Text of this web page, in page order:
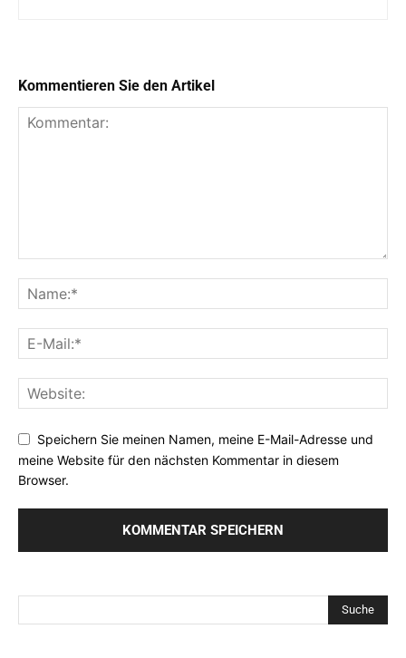
Kommentieren Sie den Artikel
Speichern Sie meinen Namen, meine E-Mail-Adresse und
meine Website für den nächsten Kommentar in diesem
Browser.